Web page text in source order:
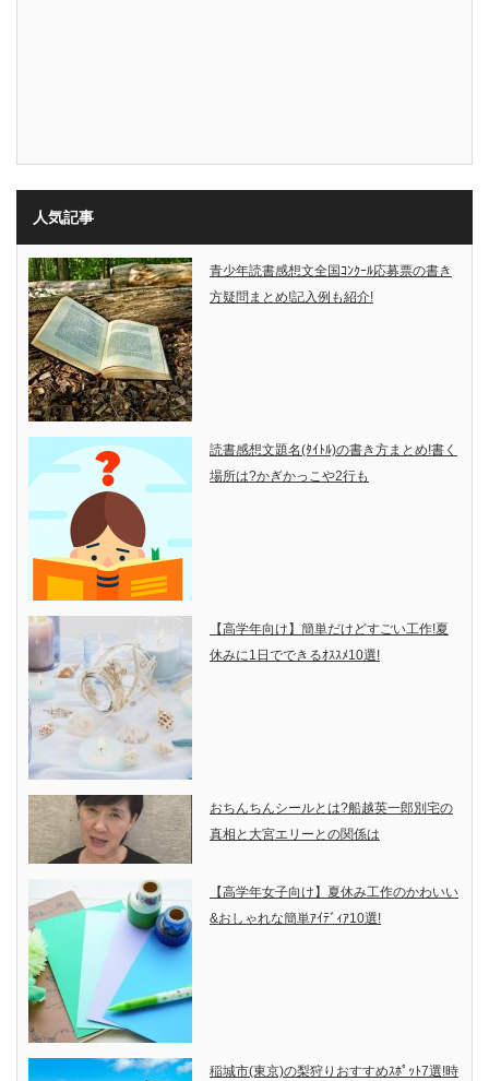
人気記事
青少年読書感想文全国ｺﾝｸｰﾙ応募票の書き
方疑問まとめ!記入例も紹介!
読書感想文題名(ﾀｲﾄﾙ)の書き方まとめ!書く
場所は?かぎかっこや2行も
【高学年向け】簡単だけどすごい工作!夏
休みに1日でできるｵｽｽﾒ10選!
おちんちんシールとは?船越英一郎別宅の
真相と大宮エリーとの関係は
【高学年女子向け】夏休み工作のかわいい
&おしゃれな簡単ｱｲﾃﾞｨｱ10選!
稲城市(東京)の梨狩りおすすめｽﾎﾟｯﾄ7選!時